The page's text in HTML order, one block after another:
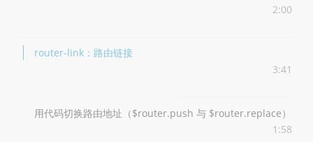
2:00
router-link：路由链接
3:41
用代码切换路由地址（$router.push 与 $router.replace）
1:58